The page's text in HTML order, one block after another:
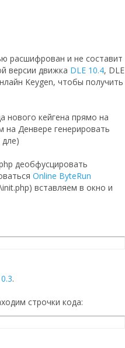
расшифрован и не составит
версии движка DLE 10.4, DLE
Keygen, чтобы получить
нового кейгена прямо на
Денвере генерировать
деобфусцировать
Online ByteRun
вставляем в окно и
.
строчки кода: